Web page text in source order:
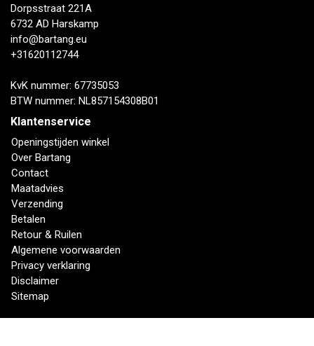
Dorpsstraat 221A
6732 AD Harskamp
info@bartang.eu
+31620112744
KvK nummer: 67735053
BTW nummer: NL857154308B01
Klantenservice
Openingstijden winkel
Over Bartang
Contact
Maatadvies
Verzending
Betalen
Retour & Ruilen
Algemene voorwaarden
Privacy verklaring
Disclaimer
Sitemap